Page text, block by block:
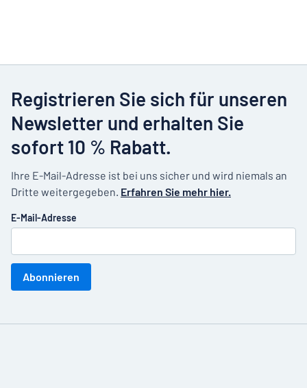
Registrieren Sie sich für unseren
Newsletter und erhalten Sie
sofort 10 % Rabatt.
Ihre E-Mail-Adresse ist bei uns sicher und wird niemals an
Dritte weitergegeben. Erfahren Sie mehr hier.
E-Mail-Adresse
Abonnieren